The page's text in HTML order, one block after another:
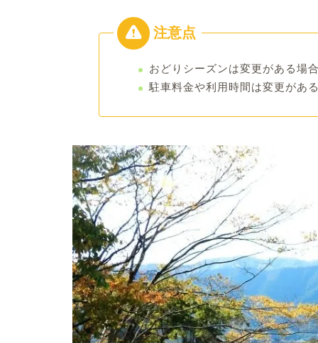
おどりシーズンは変更がある場
駐車料金や利用時間は変更があ